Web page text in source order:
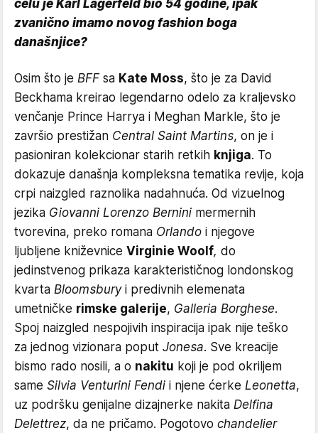
čelu je Karl Lagerfeld bio 54 godine, ipak
zvanično imamo novog fashion boga
današnjice?
Osim što je BFF sa Kate Moss, što je za David
Beckhama kreirao legendarno odelo za kraljevsko
venčanje Prince Harrya i Meghan Markle, što je
završio prestižan Central Saint Martins, on je i
pasioniran kolekcionar starih retkih knjiga. To
dokazuje današnja kompleksna tematika revije, koja
crpi naizgled raznolika nadahnuća. Od vizuelnog
jezika Giovanni Lorenzo Bernini mermernih
tvorevina, preko romana Orlando i njegove
ljubljene kniževnice Virginie Woolf, do
jedinstvenog prikaza karakterističnog londonskog
kvarta Bloomsbury i predivnih elemenata
umetničke rimske galerije, Galleria Borghese.
Spoj naizgled nespojivih inspiracija ipak nije teško
za jednog vizionara poput Jonesa. Sve kreacije
bismo rado nosili, a o nakitu koji je pod okriljem
same Silvia Venturini Fendi i njene ćerke Leonetta,
uz podršku genijalne dizajnerke nakita Delfina
Delettrez, da ne pričamo. Pogotovo chandelier